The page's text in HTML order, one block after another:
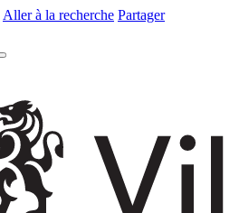
Aller à la recherche Partager